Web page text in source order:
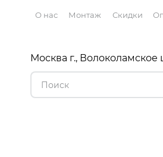
О нас Монтаж Скидки
Москва г., Волоколамское